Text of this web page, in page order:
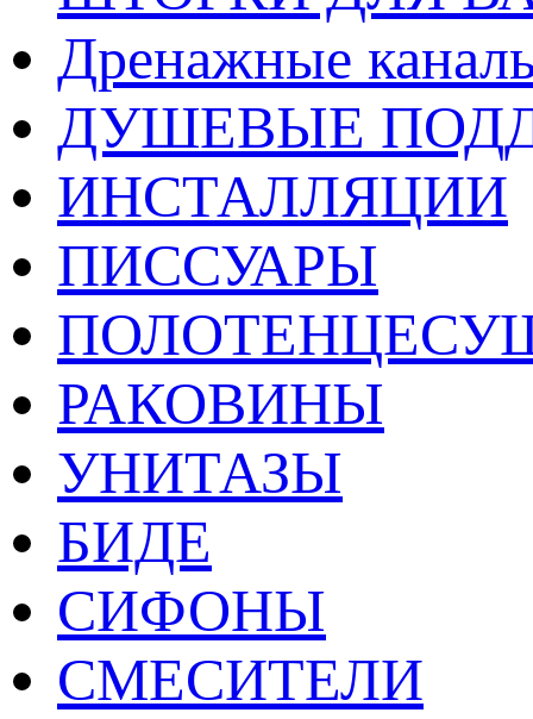
Дренажные
ДУШЕВЫЕ
ИНСТАЛЛЯЦИИ
ПИССУАРЫ
РАКОВИНЫ
УНИТАЗЫ
БИДЕ
СИФОНЫ
СМЕСИТЕЛИ